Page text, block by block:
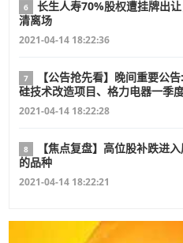
6
长生人寿70%股权遭挂牌出
清离场
2021-04-14 18:22:36
7
【公告抢先看】晚间重要公
硅技术改造项目、格力电器一季
2021-04-14 18:22:28
8
【焦点复盘】高位股补跌进
的品种
2021-04-14 18:22:21